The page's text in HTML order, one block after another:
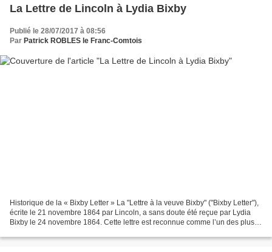
La Lettre de Lincoln à Lydia Bixby
Publié le 28/07/2017 à 08:56
Par Patrick ROBLES le Franc-Comtois
Historique de la « Bixby Letter » La "Lettre à la veuve Bixby" ("Bixby Letter"),
écrite le 21 novembre 1864 par Lincoln, a sans doute été reçue par Lydia
Bixby le 24 novembre 1864. Cette lettre est reconnue comme l’un des plus